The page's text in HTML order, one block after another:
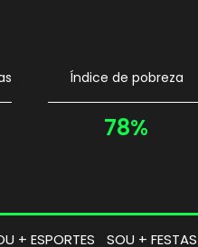
Índice de pobreza
78%
+ ESPORTES SOU + FESTAS